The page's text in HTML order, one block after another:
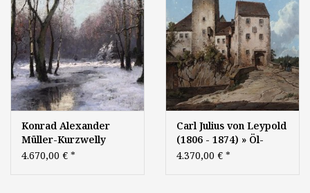
Konrad Alexander
Müller-Kurzwelly
(1855 - 1914) » Öl-
4.670,00 € *
Carl Julius von Leypold
(1806 - 1874) » Öl-
Gemälde Romantik
4.370,00 € *